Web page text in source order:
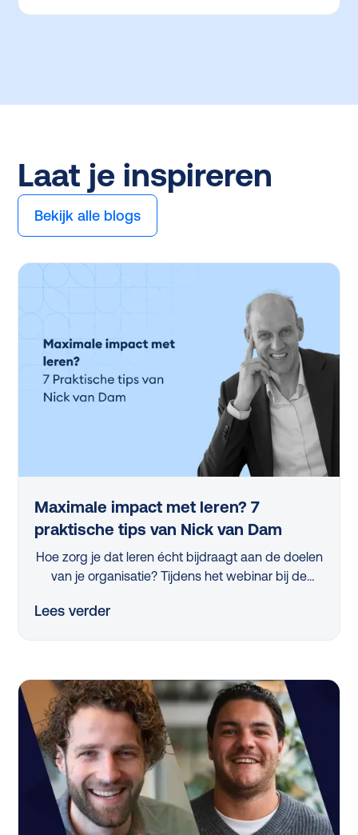
Laat je inspireren
Bekijk alle blogs
Maximale impact met leren? 7
praktische tips van Nick van Dam
Hoe zorg je dat leren écht bijdraagt aan de doelen
van je organisatie? Tijdens het webinar bij de
professor Nick van Dam 7 concrete tips die iedere
artikel vind je de belangrijkste inzichten op een rij.
Lees verder